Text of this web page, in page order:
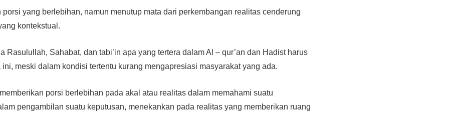
yang berlebihan, namun menutup mata dari perkembangan realitas cenderung
kontekstual.
Rasulullah, Sahabat, dan tabi’in apa yang tertera dalam Al – qur’an dan Hadist harus
meski dalam kondisi tertentu kurang mengapresiasi masyarakat yang ada.
porsi berlebihan pada akal atau realitas dalam memahami suatu
pengambilan suatu keputusan, menekankan pada realitas yang memberikan ruang